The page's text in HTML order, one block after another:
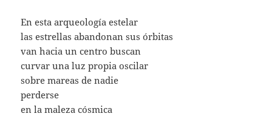
En esta arqueología estelar
las estrellas abandonan sus órbitas
van hacia un centro buscan
curvar una luz propia oscilar
sobre mareas de nadie
perderse
en la maleza cósmica